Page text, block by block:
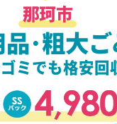
那珂市
･粗大
ミでも格安回